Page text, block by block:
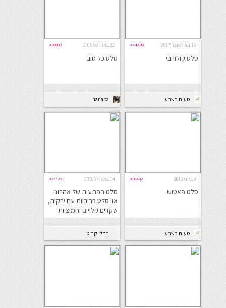
19 באוקטובר 2017 #44490
סלט קולורבי
טעים בשבע
22 באוגוסט 2016 #39892
סלט כל טוב
hanapa
9 ביוני 2016 #38402
סלט פאטוש
טעים בשבע
14 באפריל 2016 #37725
סלט הפתעות של אהרוני
או: סלט כרוביות עם ירקות,
שקדים קלויים וחמוציות
רחלי קרוט